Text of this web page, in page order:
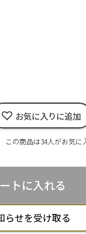
お気に入りに追加
この商品は34人がお気に
トに入れる
らせを受け取る